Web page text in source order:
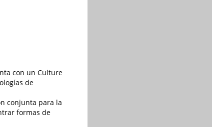
con un Culture
de
conjunta para la
formas de